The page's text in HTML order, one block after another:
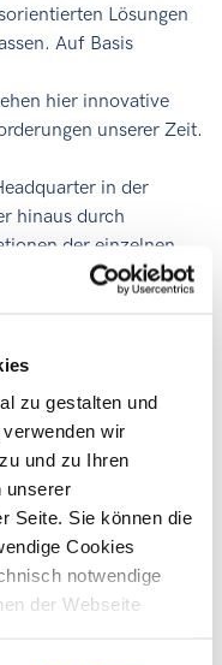
zu gestalten und
wir
und zu Ihren
unserer
Seite. Sie können die
Cookies
notwendige
der Webseite
Lösungen
Auf Basis
hier innovative
unserer Zeit.
in der
hinaus durch
der einzelnen
Ein- und
und
. Als international
Lösungen
Die
für vertiefenden
auf aktuelle